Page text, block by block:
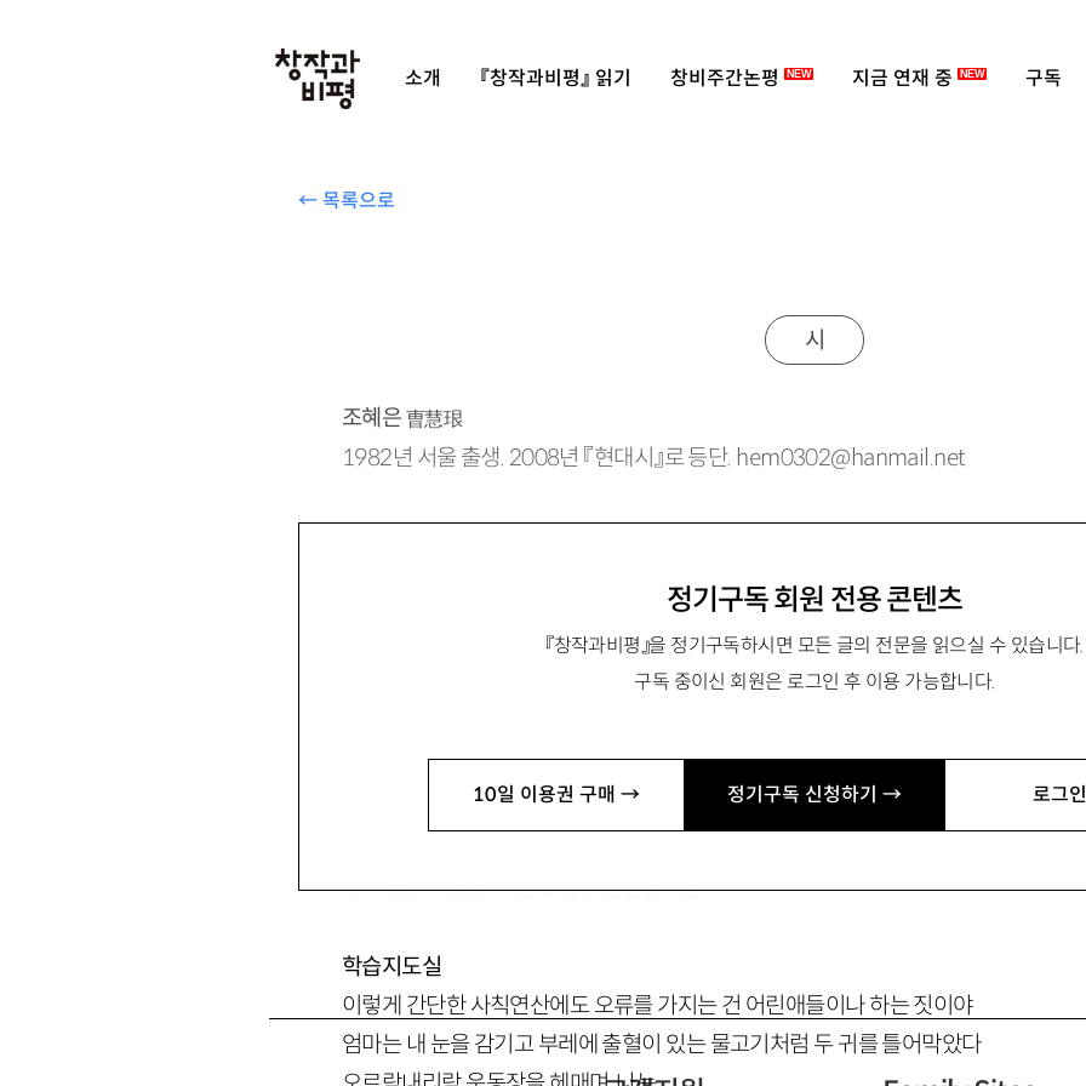
소개 『창작과비평』 읽기 창비주간논평 NEW 지금 연재 중 NEW 구독
← 목록으로
정기구독 회원 전용 콘텐츠
『창작과비평』을 정기구독하시면 모든 글의 전문을 읽으실 수 있습니다.
구독 중이신 회원은 로그인 후 이용 가능합니다.
10일 이용권 구매 → 정기구독 신청하기 → 로그
시
조혜은曺慧珢
1982년 서울 출생. 2008년 『현대시』로 등단. hem0302@hanmail.net
발음되지 않는 엽서
속이 깊은 겨울을 가진 내밀한 연인들처럼
학습지도실
이렇게 간단한 사칙연산에도 오류를 가지는 건 어린애들이나 하는 짓이야
엄마는 내 눈을 감기고 부레에 출혈이 있는 물고기처럼 두 귀를 틀어막았다